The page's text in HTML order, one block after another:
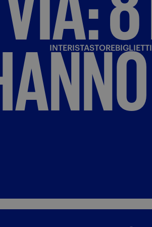
INTERISTASTOREBIGLIETTI